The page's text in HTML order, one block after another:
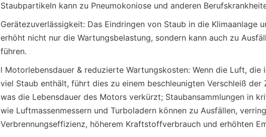
Staubpartikeln kann zu Pneumokoniose und anderen
Gerätezuverlässigkeit: Das Eindringen von Staub in die Klimaanlage
erhöht nicht nur die Wartungsbelastung, sondern kann auch zu
führen.
l Motorlebensdauer & reduzierte Wartungskosten: Wenn die Luft,
viel Staub enthält, führt dies zu einem beschleunigten Verschleiß der
was die Lebensdauer des Motors verkürzt; Staubansammlungen in
wie Luftmassenmessern und Turboladern können zu Ausfällen,
Verbrennungseffizienz, höherem Kraftstoffverbrauch und erhöhten